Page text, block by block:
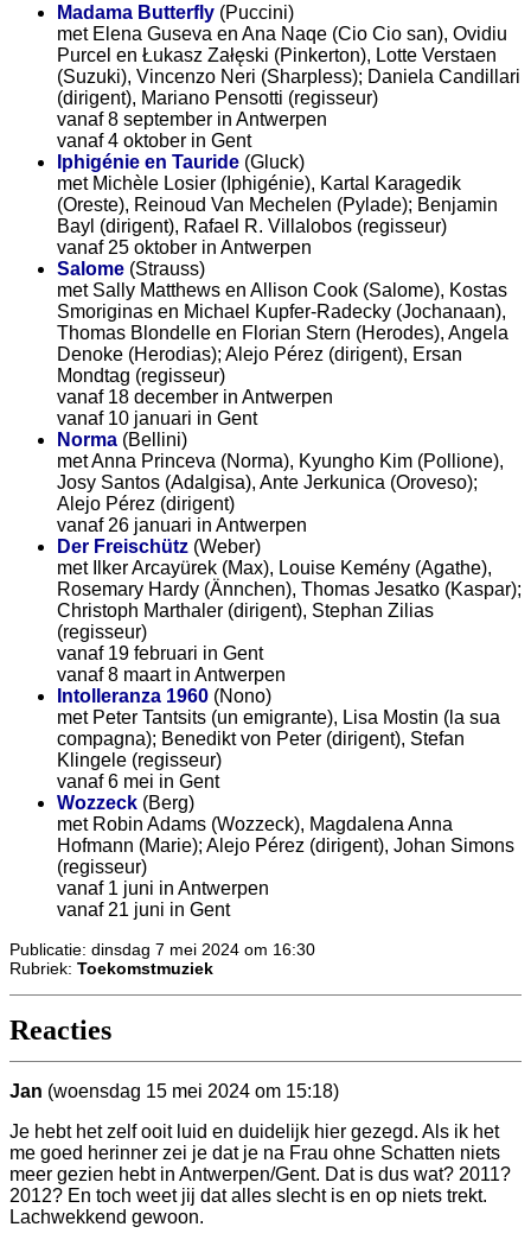
Madama Butterfly (Puccini)
met Elena Guseva en Ana Naqe (Cio Cio san), Ovidiu
Purcel en Łukasz Załęski (Pinkerton), Lotte Verstaen
(Suzuki), Vincenzo Neri (Sharpless); Daniela Candillari
(dirigent), Mariano Pensotti (regisseur)
vanaf 8 september in Antwerpen
vanaf 4 oktober in Gent
Iphigénie en Tauride (Gluck)
met Michèle Losier (Iphigénie), Kartal Karagedik
(Oreste), Reinoud Van Mechelen (Pylade); Benjamin
Bayl (dirigent), Rafael R. Villalobos (regisseur)
vanaf 25 oktober in Antwerpen
Salome (Strauss)
met Sally Matthews en Allison Cook (Salome), Kostas
Smoriginas en Michael Kupfer-Radecky (Jochanaan),
Thomas Blondelle en Florian Stern (Herodes), Angela
Denoke (Herodias); Alejo Pérez (dirigent), Ersan
Mondtag (regisseur)
vanaf 18 december in Antwerpen
vanaf 10 januari in Gent
Norma (Bellini)
met Anna Princeva (Norma), Kyungho Kim (Pollione),
Josy Santos (Adalgisa), Ante Jerkunica (Oroveso);
Alejo Pérez (dirigent)
vanaf 26 januari in Antwerpen
Der Freischütz (Weber)
met Ilker Arcayürek (Max), Louise Kemény (Agathe),
Rosemary Hardy (Ännchen), Thomas Jesatko (Kaspar);
Christoph Marthaler (dirigent), Stephan Zilias
(regisseur)
vanaf 19 februari in Gent
vanaf 8 maart in Antwerpen
Intolleranza 1960 (Nono)
met Peter Tantsits (un emigrante), Lisa Mostin (la sua
compagna); Benedikt von Peter (dirigent), Stefan
Klingele (regisseur)
vanaf 6 mei in Gent
Wozzeck (Berg)
met Robin Adams (Wozzeck), Magdalena Anna
Hofmann (Marie); Alejo Pérez (dirigent), Johan Simons
(regisseur)
vanaf 1 juni in Antwerpen
vanaf 21 juni in Gent
Publicatie: dinsdag 7 mei 2024 om 16:30
Rubriek: Toekomstmuziek
Reacties
Jan (woensdag 15 mei 2024 om 15:18)
Je hebt het zelf ooit luid en duidelijk hier gezegd. Als ik het
me goed herinner zei je dat je na Frau ohne Schatten niets
meer gezien hebt in Antwerpen/Gent. Dat is dus wat? 2011?
2012? En toch weet jij dat alles slecht is en op niets trekt.
Lachwekkend gewoon.